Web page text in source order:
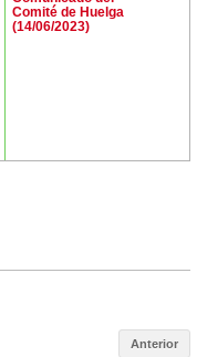
Comité de Huelga
(14/06/2023)
Anterior